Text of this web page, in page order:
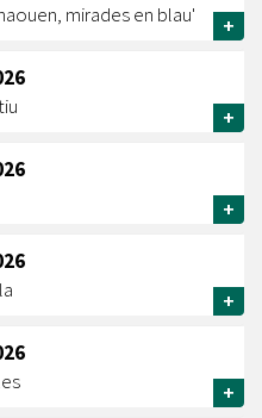
mirades en blau'
+
+
+
+
+